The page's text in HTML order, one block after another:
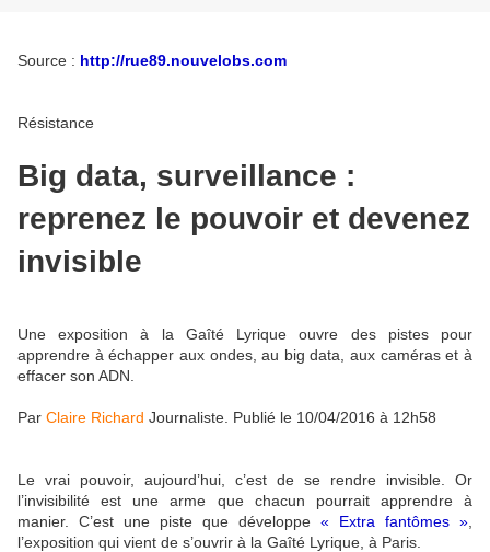
Source : http://rue89.nouvelobs.com
Résistance
Big data, surveillance :
reprenez le pouvoir et devenez
invisible
Une exposition à la Gaîté Lyrique ouvre des pistes pour
apprendre à échapper aux ondes, au big data, aux caméras et à
effacer son ADN.
Par Claire Richard Journaliste Publié le 10/04/2016 à 12h58
Le vrai pouvoir, aujourd’hui, c’est de se rendre invisible. Or
l’invisibilité est une arme que chacun pourrait apprendre à
manier. C’est une piste que développe « Extra fantômes »
l’exposition qui vient de s’ouvrir à la Gaîté Lyrique, à Paris.